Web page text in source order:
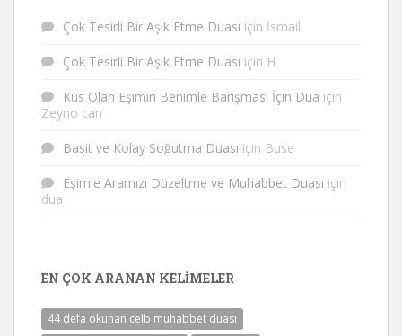
Çok Tesirli Bir Aşık Etme Duası için İsmail
Çok Tesirli Bir Aşık Etme Duası için H
Küs Olan Eşimin Benimle Barışması İçin Dua için
Zeyno can
Basit ve Kolay Soğutma Duası için Buse
Eşimle Aramızı Düzeltme ve Muhabbet Duası için
dua
EN ÇOK ARANAN KELIMELER
44 defa okunan celb muhabbet duası